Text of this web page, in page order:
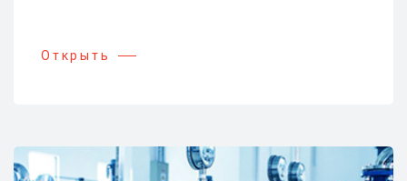
Открыть